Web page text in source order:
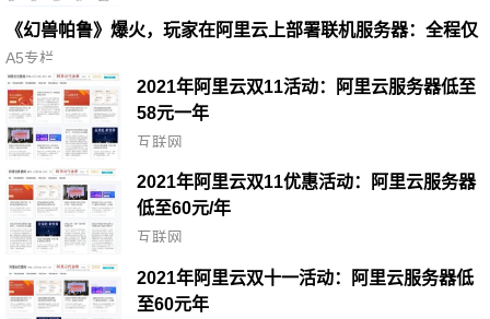
《幻兽帕鲁》爆火，玩家在阿里云上部署联机服务器：全程仅
3分钟
A5专栏
2021年阿里云双11活动：阿里云服务器低至
58元一年
互联网
2021年阿里云双11优惠活动：阿里云服务器
低至60元/年
互联网
2021年阿里云双十一活动：阿里云服务器低
至60元年